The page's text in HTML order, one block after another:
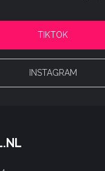
TIKTOK
INSTAGRAM